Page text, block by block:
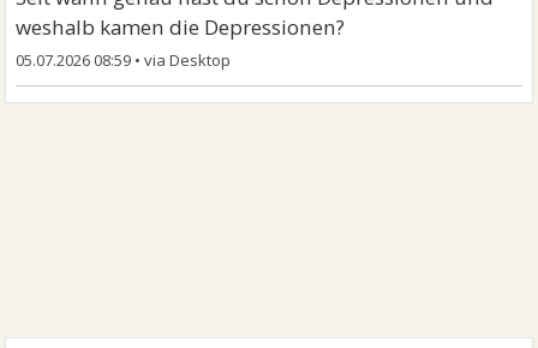
weshalb kamen die Depressionen?
05.07.2026 08:59 •